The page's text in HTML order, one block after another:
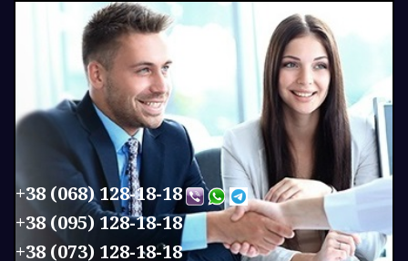
+38 (068) 128-18-18
+38 (095) 128-18-18
+38 (073) 128-18-18